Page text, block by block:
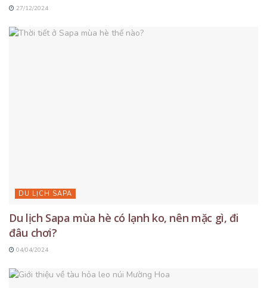
27/12/2024
DU LỊCH SAPA
Du lịch Sapa mùa hè có lạnh ko, nên mặc gì, đi
đâu chơi?
04/04/2024